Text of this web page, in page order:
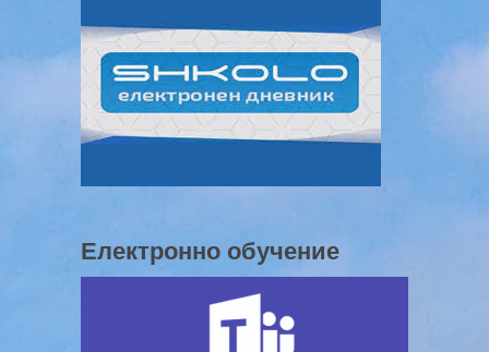
Електронно обучение